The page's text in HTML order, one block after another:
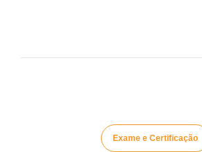
Exame e Certificação